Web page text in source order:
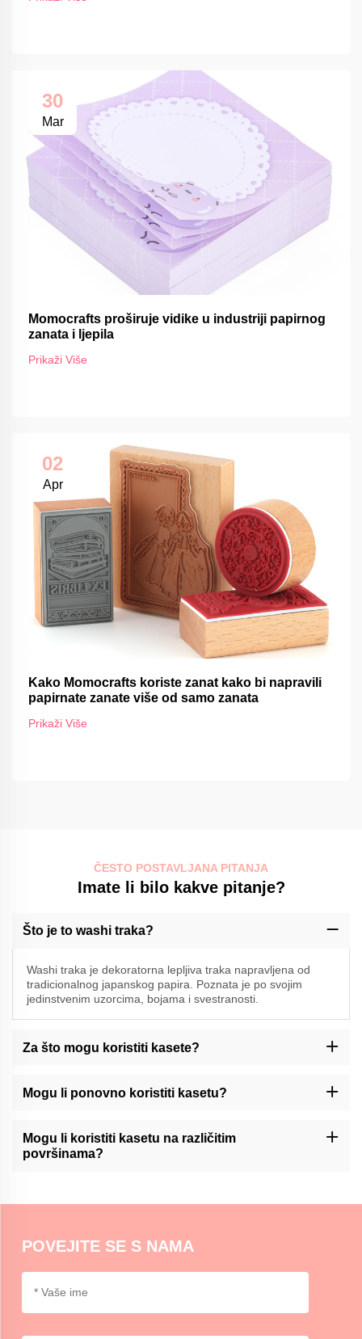
30
Mar
Momocrafts proširuje vidike u industriji papirnog
zanata i ljepila
Prikaži Više
02
Apr
Kako Momocrafts koriste zanat kako bi napravili
papirnate zanate više od samo zanata
Prikaži Više
ČESTO POSTAVLJANA PITANJA
Imate li bilo kakve pitanje?
Što je to washi traka?
Washi traka je dekoratorna lepljiva traka napravljena od
tradicionalnog japanskog papira. Poznata je po svojim
jedinstvenim uzorcima, bojama i svestranosti.
Za što mogu koristiti kasete?
časopisa, scrapbooking, pakiranje poklona, stvaranje umjetničkih
djela i dodavanje naglasaka za zanat ili uređenje kuće.
Mogu li ponovno koristiti kasetu?
ponovnu upotrebu. Međutim, može se ukloniti i s pažnjom
postaviti na određene površine.
Mogu li koristiti kasetu na različitim
površinama?
slučaju da se primjenjuje druga metoda, ispit je preporučljiv.
POVEJITE SE S NAMA